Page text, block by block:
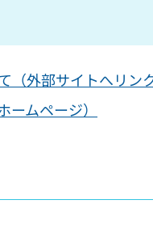
（外部サイトへリンク
ムページ）